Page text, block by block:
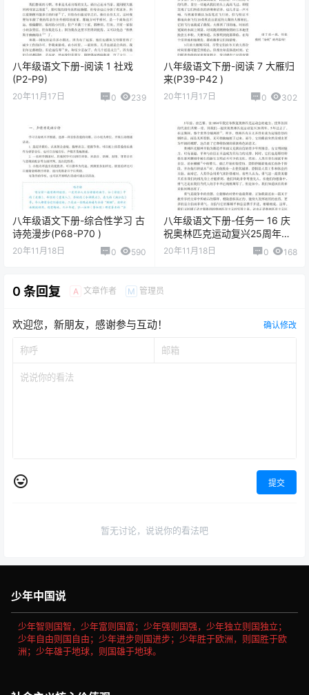
八年级语文下册-阅读 1 社戏
(P2-P9)
20年11月17日 0 239
八年级语文下册-阅读 7 大雁归
来(P39-P42 )
20年11月17日 0 302
八年级语文下册-综合性学习 古
诗苑漫步(P68-P70 )
20年11月18日 0 590
八年级语文下册-任务一 16 庆
祝奥林匹克运动复兴25周年
(P89-P91 )
20年11月18日 0 168
0 条回复 A 文章作者 M 管理员
欢迎您，新朋友，感谢参与互动！ 确认修改
提交
暂无讨论，说说你的看法吧
少年中国说
少年智则国智，少年富则国富；少年强则国强，少年独立则国独立；
少年自由则国自由；少年进步则国进步；少年胜于欧洲，则国胜于欧
洲；少年雄于地球，则国雄于地球。